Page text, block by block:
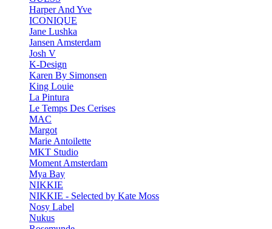
Harper And Yve
ICONIQUE
Jane Lushka
Jansen Amsterdam
Josh V
K-Design
Karen By Simonsen
King Louie
La Pintura
Le Temps Des Cerises
MAC
Margot
Marie Antoilette
MKT Studio
Moment Amsterdam
Mya Bay
NIKKIE
NIKKIE - Selected by Kate Moss
Nosy Label
Nukus